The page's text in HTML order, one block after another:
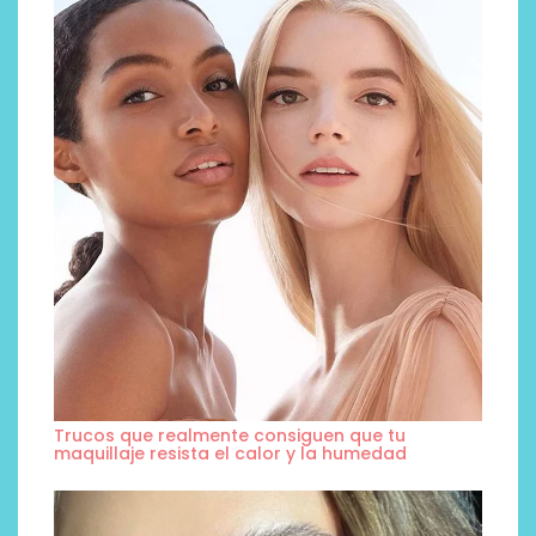
Trucos que realmente consiguen que tu
maquillaje resista el calor y la humedad